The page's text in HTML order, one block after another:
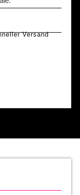
Versand